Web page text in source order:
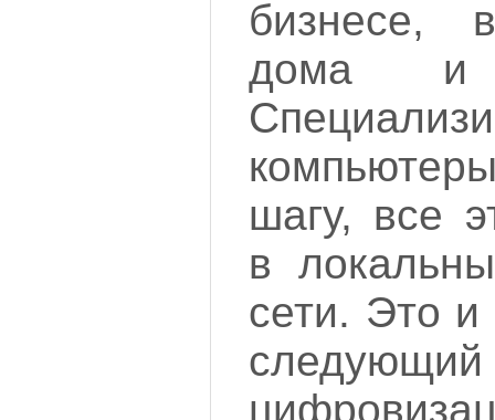
бизнесе,
дома и
шагу, все
в
сети. Это
следующий